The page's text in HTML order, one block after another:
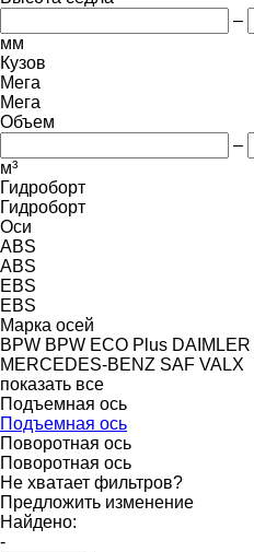
–
мм
Кузов
Мега
Мега
Объем
–
м³
Гидроборт
Гидроборт
Оси
ABS
ABS
EBS
EBS
Марка осей
BPW BPW ECO Plus DAIMLER
MERCEDES-BENZ SAF VALX
показать все
Подъемная ось
Подъемная ось
Поворотная ось
Поворотная ось
Не хватает фильтров?
Предложить изменение
Найдено:
-